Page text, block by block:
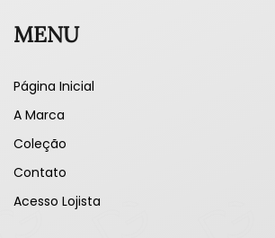
MENU
Página Inicial
A Marca
Coleção
Contato
Acesso Lojista